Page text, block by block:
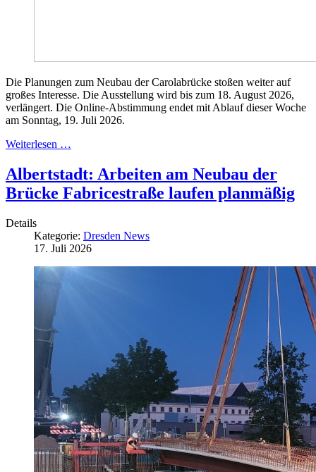
Die Planungen zum Neubau der Carolabrücke stoßen weiter auf
großes Interesse. Die Ausstellung wird bis zum 18. August 2026,
verlängert. Die Online-Abstimmung endet mit Ablauf dieser Woche
am Sonntag, 19. Juli 2026.
Weiterlesen …
Albertstadt: Arbeiten am Neubau der
Brücke Fabricestraße laufen planmäßig
Details
Kategorie: Dresden News
17. Juli 2026